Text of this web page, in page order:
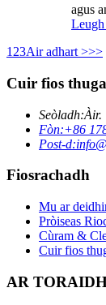
agus
1 23Air adhart >>>
Cuir fios
Seòladh:Àir.
Fòn:+86
Post-d:
Fiosrachadh
Mu ar
Pròiseas
Cùram &
Cuir fios
AR